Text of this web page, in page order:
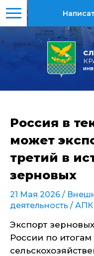
Россия в
может
третий в
зерновых
21 Мая 2026 /
деятельность / АПК
Экспорт
России по